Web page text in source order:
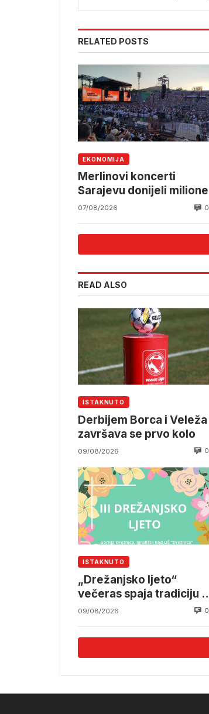
RELATED POSTS
EKONOMIJA
Merlinovi koncerti
Sarajevu donijeli milione
07/08/2026 0
READ ALSO
ISTAKNUTO
Derbijem Borca i Veleža
završava se prvo kolo
09/08/2026 0
ISTAKNUTO
„Drežanjsko ljeto“
večeras spaja tradiciju i
humanost
09/08/2026 0